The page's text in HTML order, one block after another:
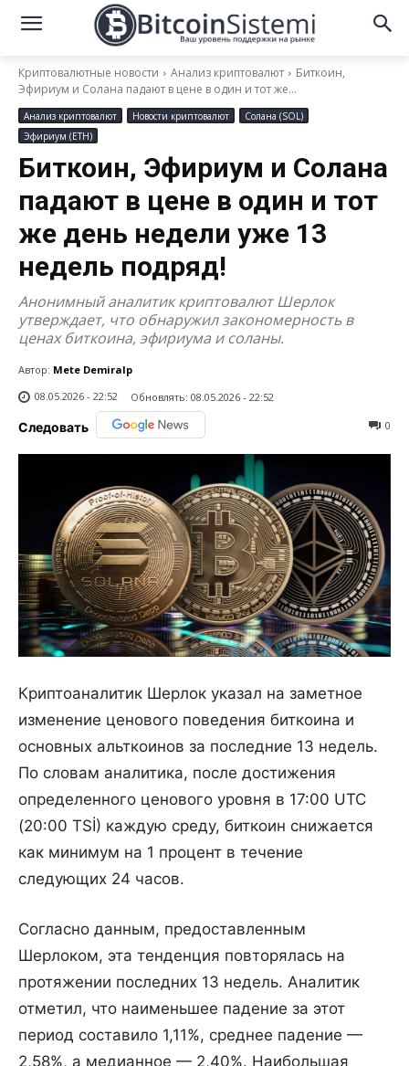
Криптовалютные новости Анализ криптовалют
Биткоин,
Эфириум и Солана падают в цене в один и тот же...
Анализ криптовалют Новости криптовалют
Солана (SOL)
Эфириум (ETH)
Биткоин, Эфириум и Солана
падают в цене в один и тот
же день недели уже 13
недель подряд!
Анонимный аналитик криптовалют Шерлок
утверждает, что обнаружил закономерность в
ценах биткоина, эфириума и соланы.
Автор: Mete Demiralp
08.05.2026 - 22:52
Обновлять: 08.05.2026 - 22:52
Следовать 0
Криптоаналитик Шерлок указал на заметное
изменение ценового поведения биткоина и
основных альткоинов за последние 13 недель.
По словам аналитика, после достижения
определенного ценового уровня в 17:00 UTC
(20:00 TSİ) каждую среду, биткоин снижается
как минимум на 1 процент в течение
следующих 24 часов.
Согласно данным, предоставленным
Шерлоком, эта тенденция повторялась на
протяжении последних 13 недель. Аналитик
отметил, что наименьшее падение за этот
период составило 1,11%, среднее падение —
2,58%, а медианное — 2,40%. Наибольшая